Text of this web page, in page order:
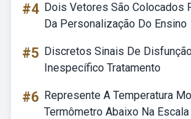
#4 Dois Vetores São Colocados
Da Personalização Do Ensino
#5 Discretos Sinais De
Inespecífico Tratamento
#6 Represente A Temperatura
Termômetro Abaixo Na Escala